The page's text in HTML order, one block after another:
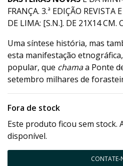
FRANÇA. 3.ª EDIÇÃO
DE LIMA: [S.N.]. DE 21X14 CM.
Uma síntese história, mas
esta manifestação
popular, que chamaa Ponte
setembro milhares de
Fora de stock
Este produto ficou sem stock.
disponível.
CONTATE-